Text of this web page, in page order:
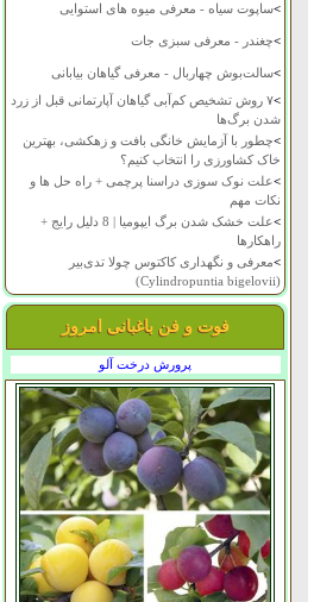
>ساپوت سیاه - معرفی میوه های استوایی
>چغندر - معرفی سبزی جات
>سالت‌بوش چهاربال - معرفی گیاهان بیابانی
>
۷ روش تشخیص کم‌آبی گیاهان آپارتمانی قبل از زرد
شدن برگ‌ها
>چطور با آزمایش خانگی بافت و زهکشی، بهترین
خاک کشاورزی را انتخاب کنیم؟
>علت نوک سوزی دراسنا پرچمی + راه حل ها و
نکات مهم
>
علت خشک شدن برگ ایپومیا | 8 دلیل رایج +
راهکارها
>معرفی و نگهداری کاکتوس چولا تدی‌بیر
(Cylindropuntia bigelovii)
فوت و فن باغبانی امروز
پرورش درخت آلو